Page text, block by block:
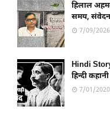
हिलाल
समय,
7/09/
Hindi
हिन्दी कहानी
7/01/